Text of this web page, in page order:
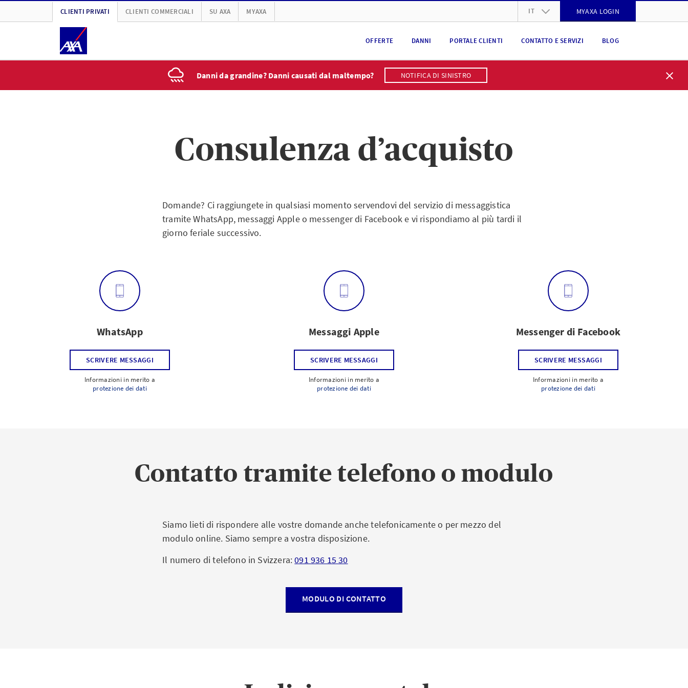
CLIENTI PRIVATI CLIENTI COMMERCIALI SU AXA MYAXA IT MYAXA LOGIN
OFFERTE DANNI PORTALE CLIENTI CONTATTO E SERVIZI BLOG
Danni da grandine? Danni causati dal maltempo? NOTIFICA DI SINISTRO
Consulenza d’acquisto
Domande? Ci raggiungete in qualsiasi momento servendovi del servizio di messaggistica
tramite WhatsApp, messaggi Apple o messenger di Facebook e vi rispondiamo al più tardi il
giorno feriale successivo.
WhatsApp
SCRIVERE MESSAGGI
Informazioni in merito a
protezione dei dati
Messaggi Apple
SCRIVERE MESSAGGI
Informazioni in merito a
protezione dei dati
Messenger di Facebook
SCRIVERE MESSAGGI
Informazioni in merito a
protezione dei dati
Contatto tramite telefono o modulo
Siamo lieti di rispondere alle vostre domande anche telefonicamente o per mezzo del
modulo online. Siamo sempre a vostra disposizione.
Il numero di telefono in Svizzera:091 936 15 30
MODULO DI CONTATTO